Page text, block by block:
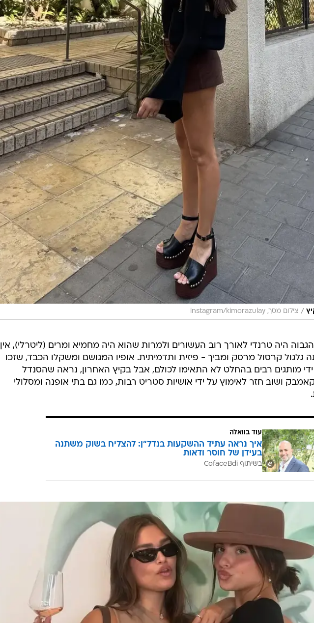
/ צילום מסך, instagram/kimorazulay
הגבוה היה טרנדי לאורך רוב העשורים ולמרות שהוא היה מחמיא ומרים (ליטרלי), אין
גלגול קרסול מרסק ומביך - פיזית ותדמיתית. אופיו המגושם ומשקלו הכבד, שזכו
ידי מותגים רבים בהחלט לא התאימו לכולם, אבל בקיץ האחרון, נראה שהסנדל
ושוב חזר לאימוץ על ידי אושיות סטריט רבות, כמו גם בתי אופנה ומסלולי
עוד בוואלה
איך נראה עתיד ההשקעות בנדל"ן: להצליח בשוק משתנה
בעידן של חוסר ודאות
בשיתוף CofaceBdi